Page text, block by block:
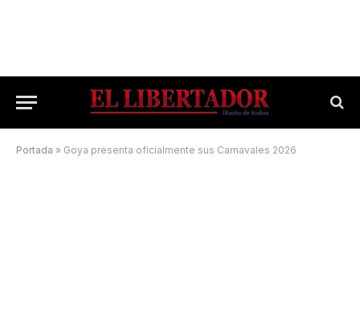
Portada » Goya presenta oficialmente sus Carnavales 2026